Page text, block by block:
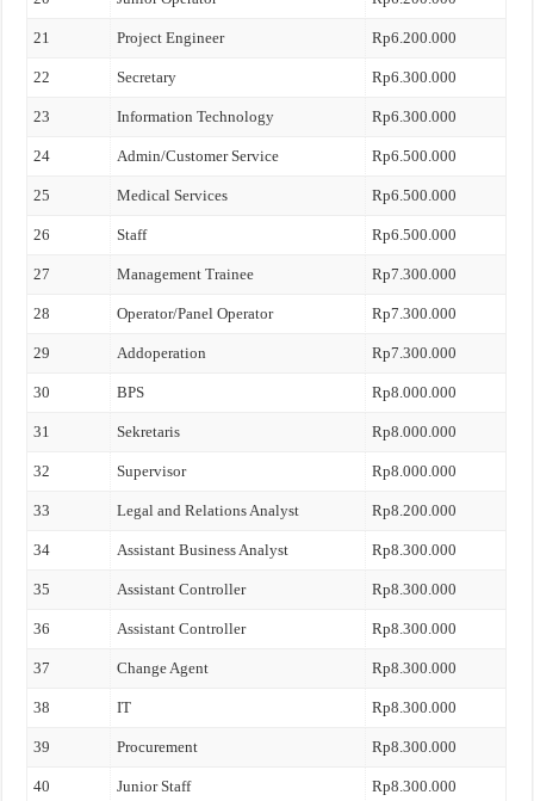
21 Project Engineer Rp6.200.000
22 Secretary Rp6.300.000
23 Information Technology Rp6.300.000
24 Admin/Customer Service Rp6.500.000
25 Medical Services Rp6.500.000
26 Staff Rp6.500.000
27 Management Trainee Rp7.300.000
28 Operator/Panel Operator Rp7.300.000
29 Addoperation Rp7.300.000
30 BPS Rp8.000.000
31 Sekretaris Rp8.000.000
32 Supervisor Rp8.000.000
33 Legal and Relations Analyst Rp8.200.000
34 Assistant Business Analyst Rp8.300.000
35 Assistant Controller Rp8.300.000
36 Assistant Controller Rp8.300.000
37 Change Agent Rp8.300.000
38 IT Rp8.300.000
39 Procurement Rp8.300.000
40 Junior Staff Rp8.300.000